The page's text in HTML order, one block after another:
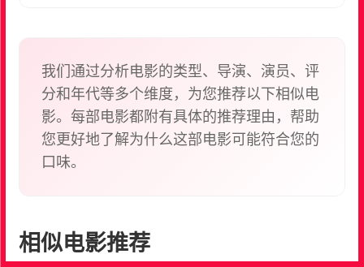
捕伤害美国人的外国势力。新人演员Natacha Karam
饰演Jaz，是特别行动组的第二号成员，是军队中为
数不多的女性能成功通过美国陆军游骑兵学校及三角
洲部队选拔，而现在则成为情报支援特遣队的成员。
Anne Heche饰演国防情报局副局长Patricia
Campbell，职级跟Michael一样。她管理一队监控分
个儿子的母亲（一个是19岁的海军陆战队，另一个7
岁），不过即使如此，在凌晨3点就上班的她仍然要
我们通过分析电影的类型、导演、演员、评
分和年代等多个维度，为您推荐以下相似电
影。每部电影都附有具体的推荐理由，帮助
您更好地了解为什么这部电影可能符合您的
口味。
相似电影推荐